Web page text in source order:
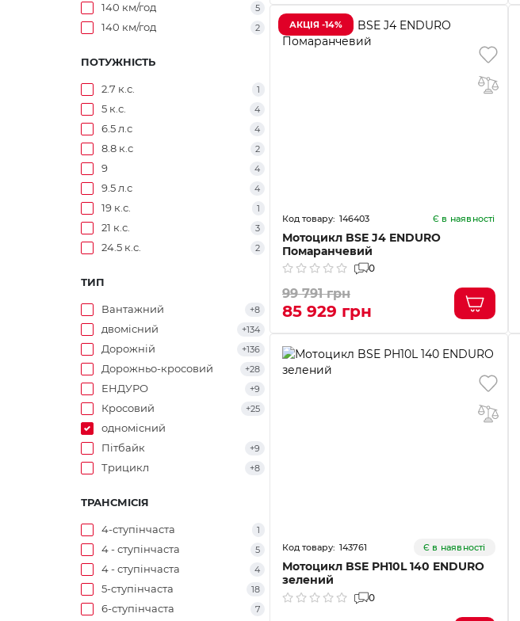
140 км/год 5
140 км/год 2
ПОТУЖНІСТЬ
2.7 к.с. 1
5 к.с. 4
6.5 л.с 4
8.8 к.с 2
9 4
9.5 л.с 4
19 к.с. 1
21 к.с. 3
24.5 к.с. 2
ТИП
Вантажний +8
двомісний +134
Дорожній +136
Дорожньо-кросовий +28
ЕНДУРО +9
Кросовий +25
одномісний
Пітбайк
+9
Трицикл +8
ТРАНСМІСІЯ
4-ступінчаста 1
4 - ступінчаста 5
4 - ступінчаста 4
5-ступінчаста 18
6-ступінчаста 7
АКЦІЯ -14%
146403 Є в наявності
Мотоцикл BSE J4 ENDURO
Помаранчевий
0
99 791 грн
85 929 грн
143761 Є в наявності
Мотоцикл BSE PH10L 140 ENDURO
зелений
0